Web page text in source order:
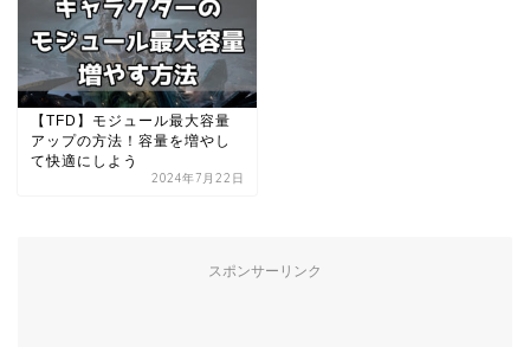
【TFD】モジュール最大容量
アップの方法！容量を増やし
て快適にしよう
2024年7月22日
スポンサーリンク